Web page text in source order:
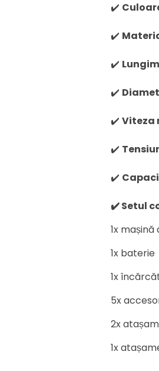
✔️
✔️
✔️
✔️
✔️ Viteza
✔️
✔️
✔️ Setul
1x mașină
1x baterie
1x
5x
2x
1x